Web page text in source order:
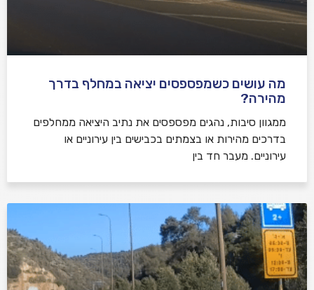
מה עושים כשמפספסים יציאה במחלף בדרך
מהירה?
ממגוון סיבות, נהגים מפספסים את נתיב היציאה ממחלפים
בדרכים מהירות או בצמתים בכבישים בין עירוניים או
עירוניים. מעבר חד בין